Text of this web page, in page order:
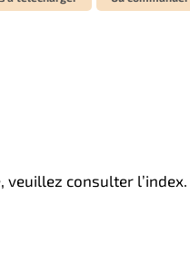
veuillez consulter l’index.